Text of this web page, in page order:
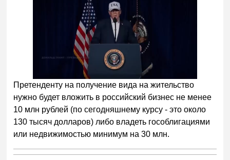
Следующее видео через
5
Отмена
Претенденту на получение вида на жительство
нужно будет вложить в российский бизнес не менее
10 млн рублей (по сегодняшнему курсу - это около
130 тысяч долларов) либо владеть гособлигациями
или недвижимостью минимум на 30 млн.